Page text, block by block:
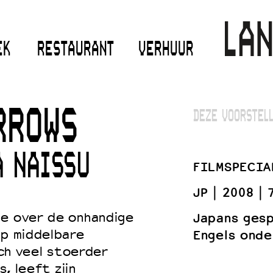
RESTAURANT VERHUUR
NAISSU
over de onhandige
middelbare
veel stoerder
leeft zijn
DEZE
JP
2008
Japans
Engels